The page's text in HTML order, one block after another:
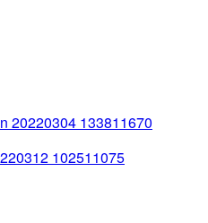
20220304 133811670